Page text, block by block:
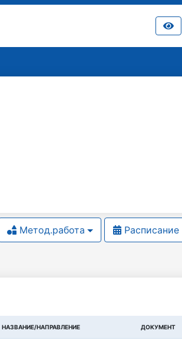
Метод.работа Расписание
НАЗВАНИЕ/НАПРАВЛЕНИЕ ДОКУМЕНТ